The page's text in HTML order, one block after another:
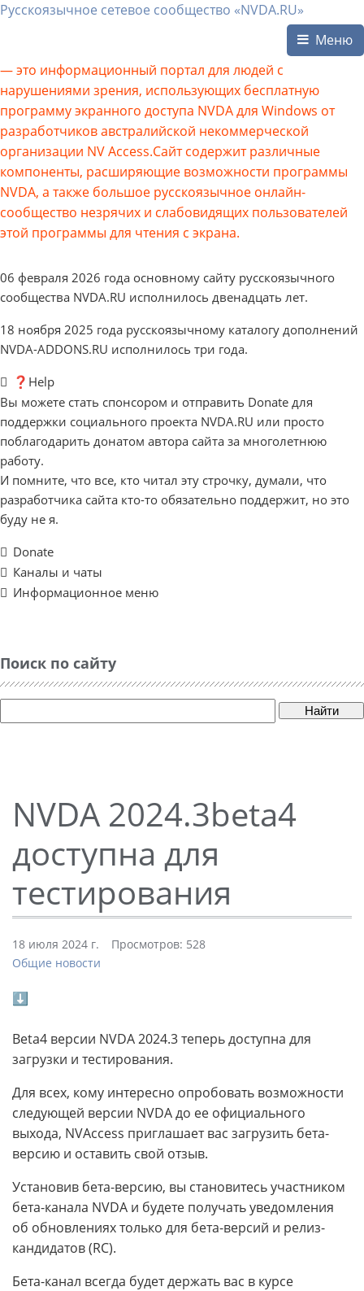
Русскоязычное сетевое сообщество «NVDA.RU»
Меню
— это информационный портал для людей с
нарушениями зрения, использующих бесплатную
программу экранного доступа NVDA для Windows от
разработчиков австралийской некоммерческой
организации NV Access.Сайт содержит различные
компоненты, расширяющие возможности программы
NVDA, а также большое русскоязычное онлайн-
сообщество незрячих и слабовидящих пользователей
этой программы для чтения с экрана.
06 февраля 2026 года основному сайту русскоязычного
сообщества NVDA.RU исполнилось двенадцать лет.
18 ноября 2025 года русскоязычному каталогу дополнений
NVDA-ADDONS.RU исполнилось три года.
❓Help
Вы можете стать спонсором и отправить Donate для
поддержки социального проекта NVDA.RU или просто
поблагодарить донатом автора сайта за многолетнюю
работу.
И помните, что все, кто читал эту строчку, думали, что
разработчика сайта кто-то обязательно поддержит, но это
буду не я.
Donate
Каналы и чаты
Информационное меню
Поиск по сайту
Найти
NVDA 2024.3beta4
доступна для
тестирования
18 июля 2024 г.
Просмотров: 528
Общие новости
⬇
Beta4 версии NVDA 2024.3 теперь доступна для
загрузки и тестирования.
Для всех, кому интересно опробовать возможности
следующей версии NVDA до ее официального
выхода, NVAccess приглашает вас загрузить бета-
версию и оставить свой отзыв.
Установив бета-версию, вы становитесь участником
бета-канала NVDA и будете получать уведомления
об обновлениях только для бета-версий и релиз-
кандидатов (RC).
Бета-канал всегда будет держать вас в курсе